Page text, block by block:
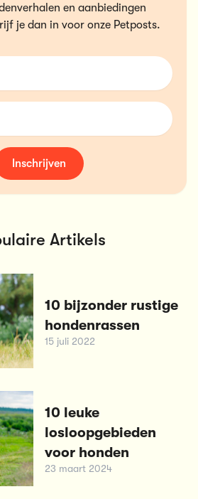
en aanbiedingen
je dan in voor onze Petposts.
Inschrijven
Artikels
10 bijzonder rustige
hondenrassen
15 juli 2022
10 leuke
losloopgebieden
voor honden
23 maart 2024